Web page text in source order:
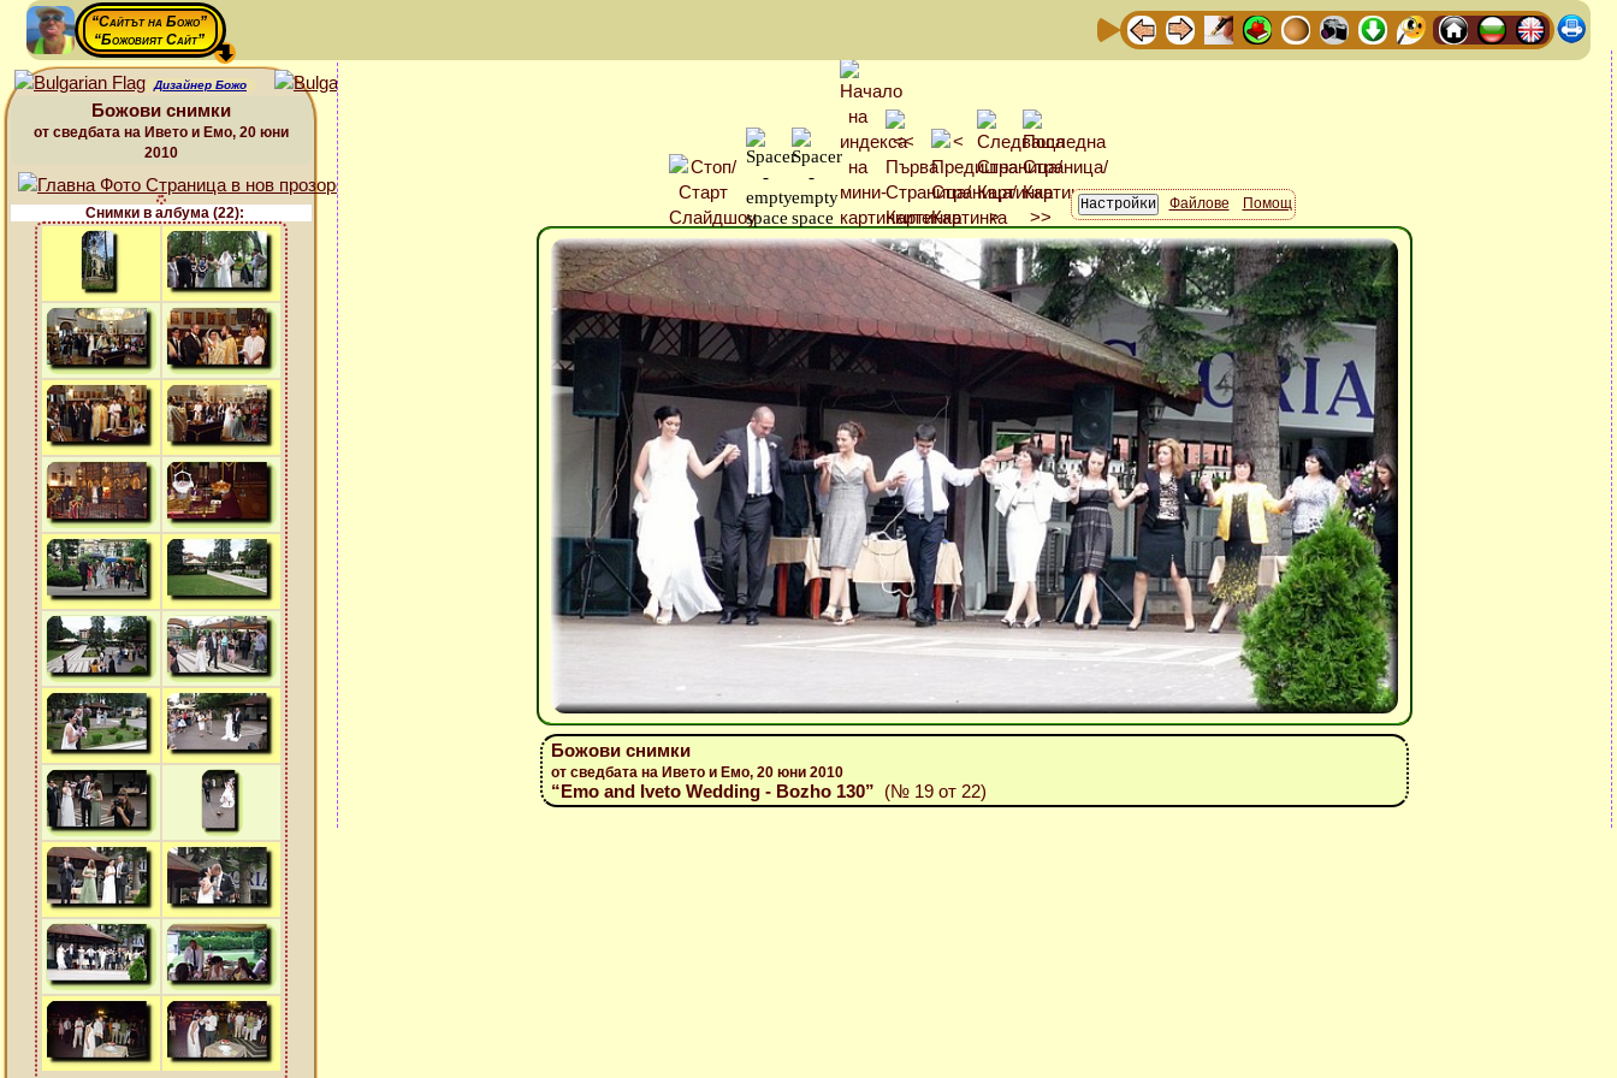
“Сайтът на Божо”
“Божовият Сайт”
Дизайнер Божо
Божови снимки
от сведбата на Ивето и Емо, 20 юни
2010
Снимки в албума (22):
Файлове Помощ
Божови снимки
от сведбата на Ивето и Емо, 20 юни 2010
“Emo and Iveto Wedding - Bozho 130” (№ 19 от 22)